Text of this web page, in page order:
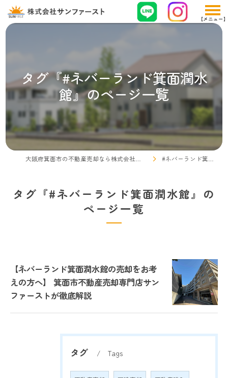
タグ『#ネバーランド箕面潤水
館』のページ一覧
#ネバーランド箕面潤水館
タグ『#ネバーランド箕面潤水館』の
ページ一覧
【ネバーランド箕面潤水館の売却をお考
えの方へ】 箕面市不動産売却専門店サン
ファーストが徹底解説
タグ Tags